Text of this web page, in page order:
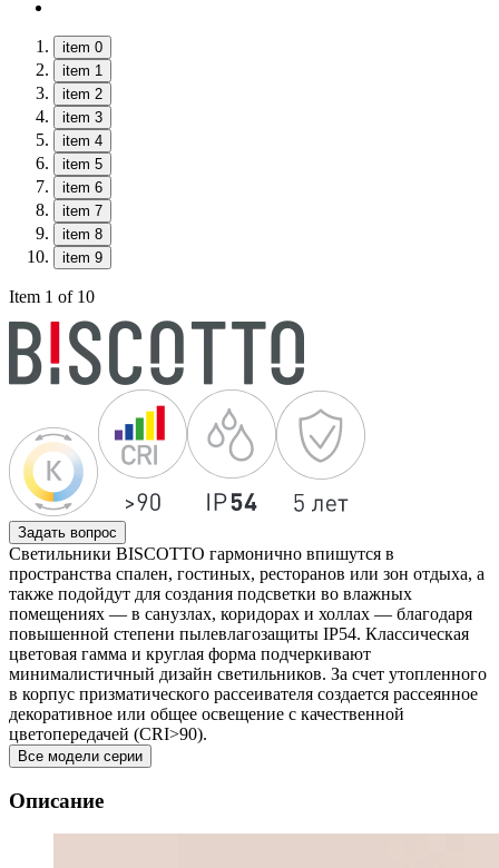
item 0
item 1
item 2
item 3
item 4
item 5
item 6
item 7
item 8
item 9
Item 1 of 10
Задать вопрос
Светильники BISCOTTO гармонично впишутся в
пространства спален, гостиных, ресторанов или зон отдыха, а
также подойдут для создания подсветки во влажных
помещениях — в санузлах, коридорах и холлах — благодаря
повышенной степени пылевлагозащиты IP54. Классическая
цветовая гамма и круглая форма подчеркивают
минималистичный дизайн светильников. За счет утопленного
в корпус призматического рассеивателя создается рассеянное
декоративное или общее освещение с качественной
цветопередачей (CRI>90).
Все модели серии
Описание